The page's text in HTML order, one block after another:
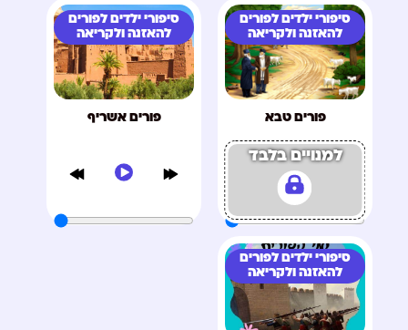
סיפורי ילדים לפורים
להאזנה ולקריאה
פורים טבא
למנויים בלבד
סיפורי ילדים לפורים
להאזנה ולקריאה
פורים אשריף
סיפורי ילדים לפורים
להאזנה ולקריאה